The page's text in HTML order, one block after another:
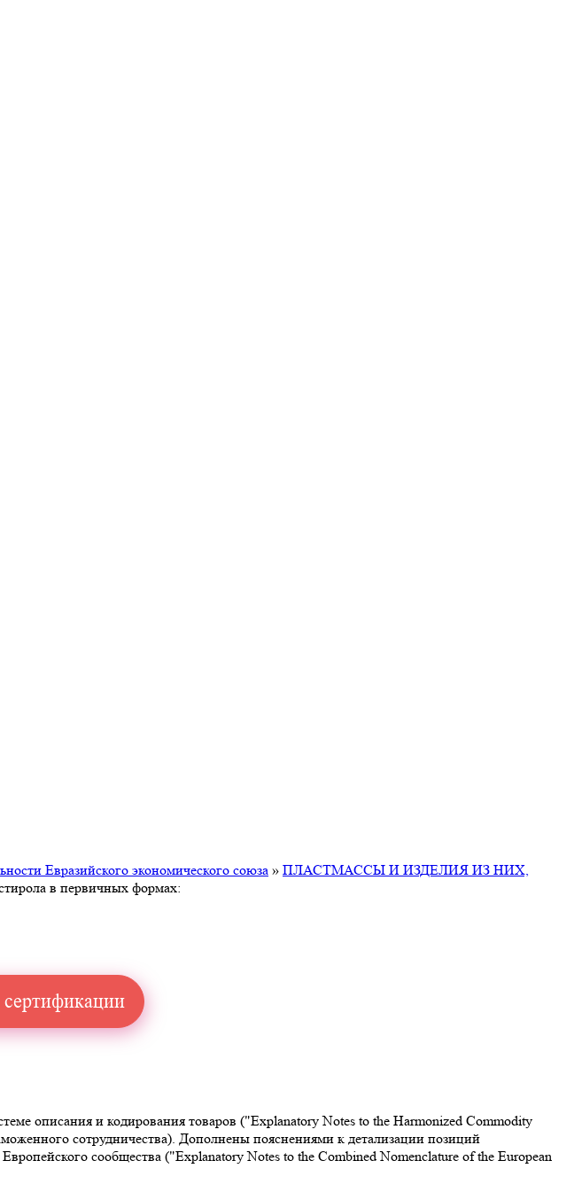
Евразийского экономического союза » ПЛАСТМАССЫ И ИЗДЕЛИЯ ИЗ НИХ,
в первичных формах:
описания и кодирования товаров ("Explanatory Notes to the Harmonized Commodity
сотрудничества). Дополнены пояснениями к детализации позиций
сообщества ("Explanatory Notes to the Combined Nomenclature of the European